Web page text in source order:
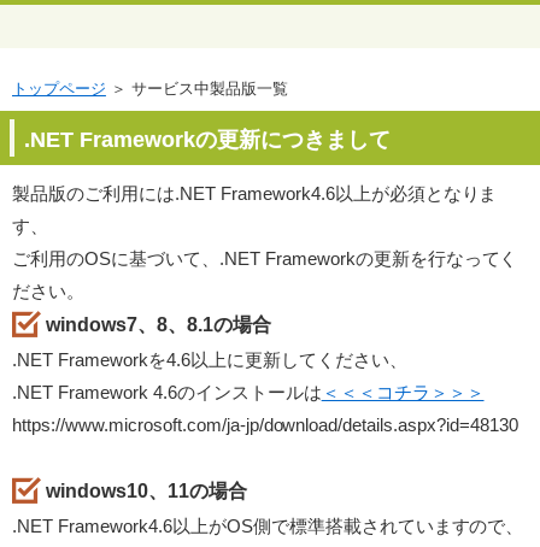
トップページ ＞ サービス中製品版一覧
.NET Frameworkの更新につきまして
製品版のご利用には.NET Framework4.6以上が必須となりま
す、
ご利用のOSに基づいて、.NET Frameworkの更新を行なってく
ださい。
windows7、8、8.1の場合
.NET Frameworkを4.6以上に更新してください、
.NET Framework 4.6のインストールは ＜＜＜コチラ＞＞＞
https://www.microsoft.com/ja-jp/download/details.aspx?id=48130
windows10、11の場合
.NET Framework4.6以上がOS側で標準搭載されていますので、